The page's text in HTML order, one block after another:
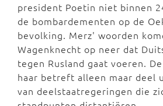
president Poetin niet binnen
de bombardementen op de
bevolking. Merz' woorden
Wagenknecht op neer dat
tegen Rusland gaat voeren.
haar betreft alleen maar deel
van deelstaatregeringen die